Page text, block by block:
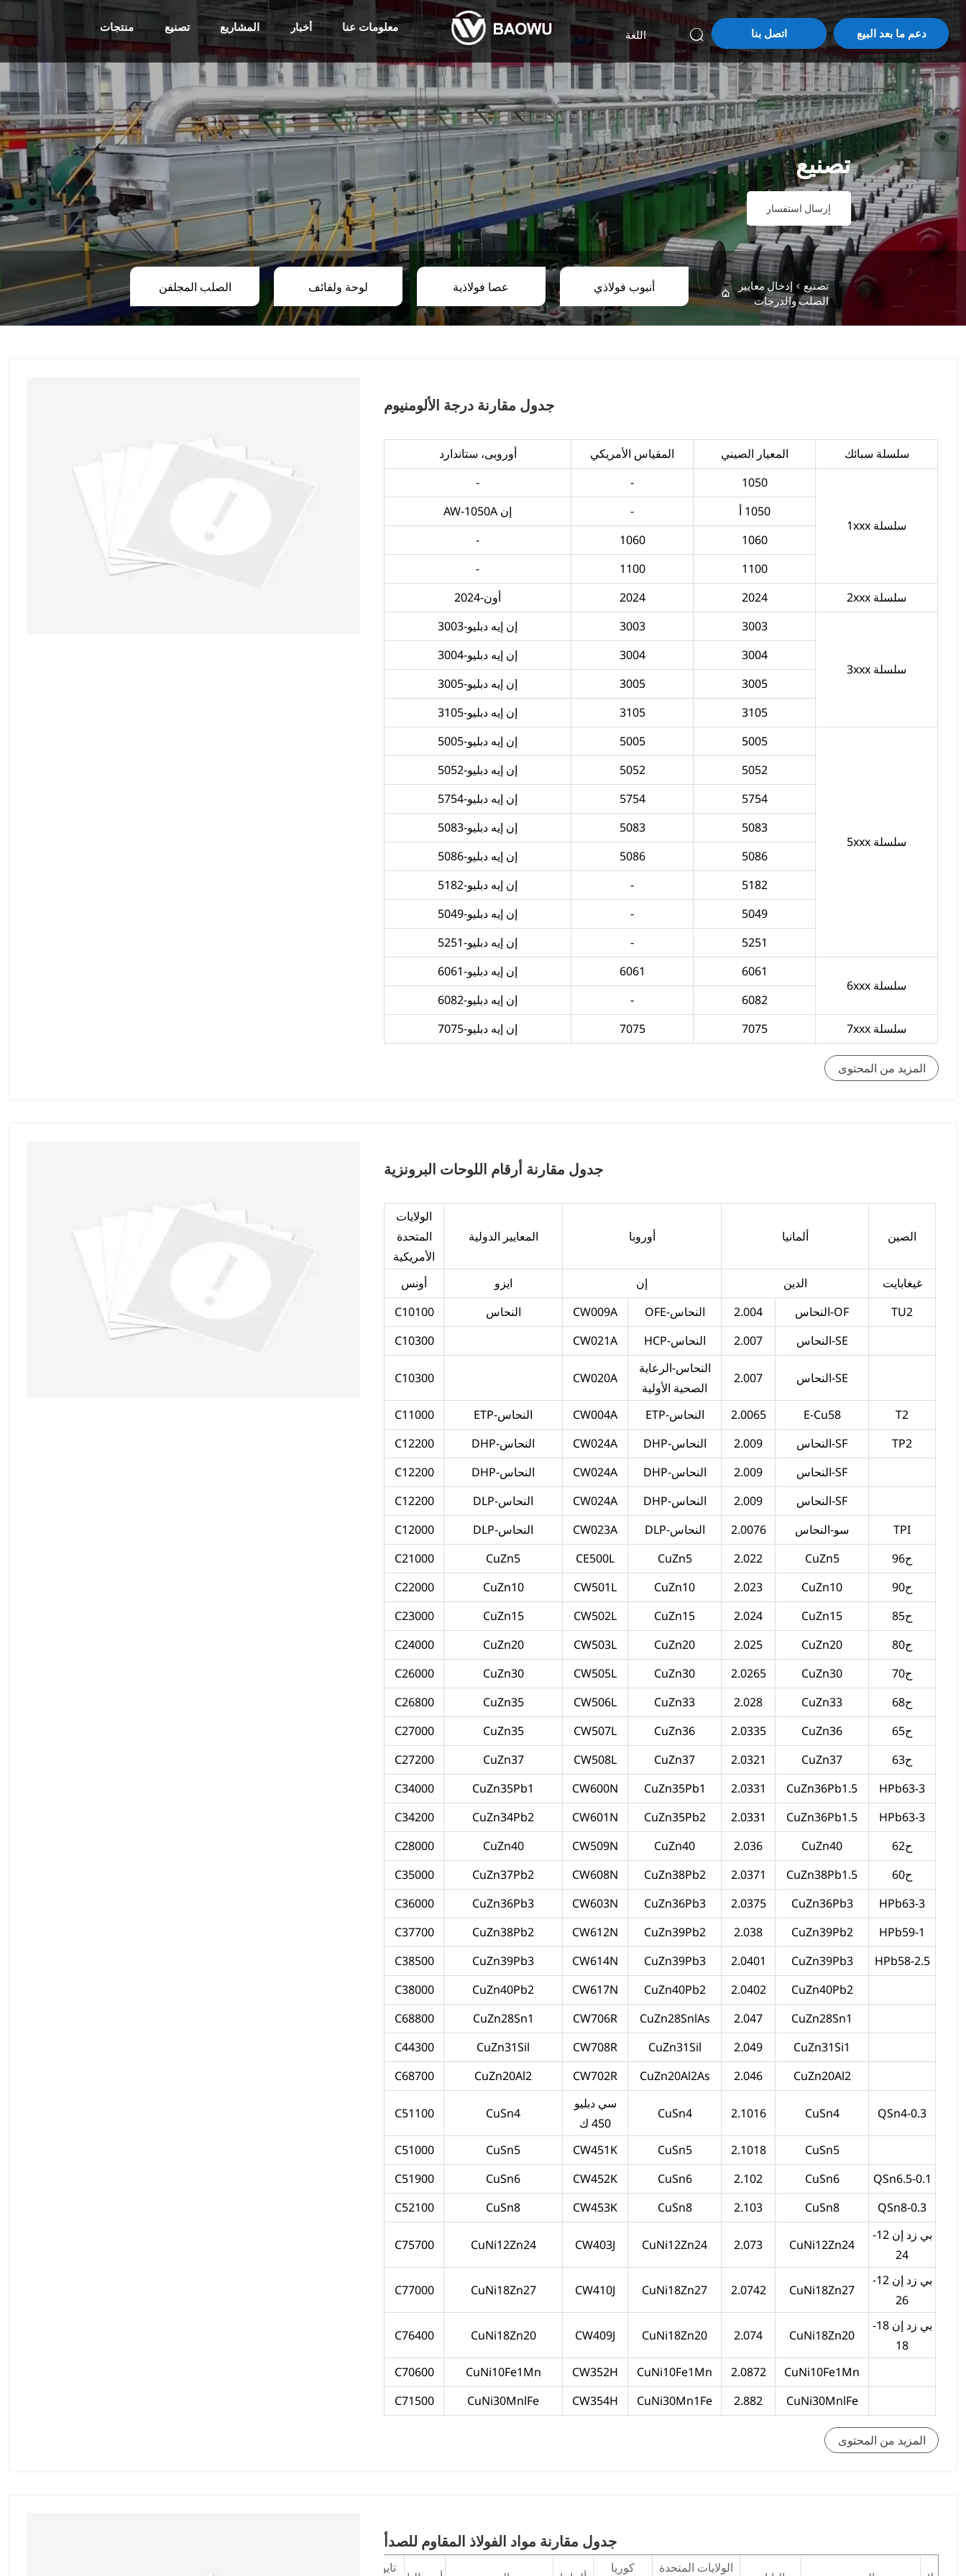
منتجات تصنيع المشاريع أخبار معلومات عنا
اللغة  اتصل بنا دعم ما بعد البيع
تصنيع
إرسال استفسار
الصلب المجلفن لوحة ولفائف عصا فولاذية أنبوب فولاذي  تصنيع >إدخال معايير
الصلب والدرجات
جدول مقارنة درجة الألومنيوم
سلسلة سبائك المعيار الصيني المقياس الأمريكي أوروبى، ستاندارد
سلسلة 1xxx
1050
-
-
1050 أ
-
إن AW-1050A
1060
1060
-
1100
1100
-
سلسلة 2xxx
2024
2024 أون-2024
سلسلة 3xxx
3003
3003
إن إيه دبليو-3003
3004
3004
إن إيه دبليو-3004
3005
3005
إن إيه دبليو-3005
3105
3105 إن إيه دبليو-3105
سلسلة 5xxx
5005
5005
إن إيه دبليو-5005
5052
5052
إن إيه دبليو-5052
5754
5754
إن إيه دبليو-5754
5083
5083
إن إيه دبليو-5083
5086
5086
إن إيه دبليو-5086
5182
-
إن إيه دبليو-5182
5049
-
إن إيه دبليو-5049
5251
- إن إيه دبليو-5251
سلسلة 6xxx
6061
6061
إن إيه دبليو-6061
6082
-
إن إيه دبليو-6082
سلسلة 7xxx
7075
7075 إن إيه دبليو-7075
المزيد من المحتوى
جدول مقارنة أرقام اللوحات البرونزية
الصين ألمانيا أوروبا المعايير الدولية
الولايات
المتحدة
الأمريكية
غيغابايت
الدين إن ايزو
أونس
TU2
OF-النحاس 2.004 النحاس-OFE CW009A النحاس
C10100
SE-النحاس
2.007 النحاس-HCP CW021A
C10300
SE-النحاس 2.007
النحاس-الرعاية
الصحية الأولية
CW020A
C10300
T2
E-Cu58
2.0065 النحاس-ETP CW004A النحاس-ETP
C11000
TP2
SF-النحاس 2.009 النحاس-DHP CW024A النحاس-DHP
C12200
SF-النحاس
2.009 النحاس-DHP CW024A النحاس-DHP
C12200
SF-النحاس
2.009 النحاس-DHP CW024A النحاس-DLP
C12200
TPI
سو-النحاس 2.0076 النحاس-DLP CW023A النحاس-DLP
C12000
ح96
CuZn5
2.022
CuZn5
CE500L
CuZn5
C21000
ح90
CuZn10
2.023
CuZn10
CW501L
CuZn10
C22000
ح85
CuZn15
2.024
CuZn15
CW502L
CuZn15
C23000
ح80
CuZn20
2.025
CuZn20
CW503L
CuZn20
C24000
ح70
CuZn30
2.0265
CuZn30
CW505L
CuZn30
C26000
ح68
CuZn33
2.028
CuZn33
CW506L
CuZn35
C26800
ح65
CuZn36
2.0335
CuZn36
CW507L
CuZn35
C27000
ح63
CuZn37
2.0321
CuZn37
CW508L
CuZn37
C27200
HPb63-3
CuZn36Pb1.5
2.0331
CuZn35Pb1
CW600N
CuZn35Pb1
C34000
HPb63-3
CuZn36Pb1.5
2.0331
CuZn35Pb2
CW601N
CuZn34Pb2
C34200
ح62
CuZn40
2.036
CuZn40
CW509N
CuZn40
C28000
ح60
CuZn38Pb1.5
2.0371
CuZn38Pb2
CW608N
CuZn37Pb2
C35000
HPb63-3
CuZn36Pb3
2.0375
CuZn36Pb3
CW603N
CuZn36Pb3
C36000
HPb59-1
CuZn39Pb2
2.038
CuZn39Pb2
CW612N
CuZn38Pb2
C37700
HPb58-2.5
CuZn39Pb3
2.0401
CuZn39Pb3
CW614N
CuZn39Pb3
C38500
CuZn40Pb2
2.0402
CuZn40Pb2
CW617N
CuZn40Pb2
C38000
CuZn28Sn1
2.047
CuZn28SnlAs
CW706R
CuZn28Sn1
C68800
CuZn31Si1
2.049
CuZn31Sil
CW708R
CuZn31Sil
C44300
CuZn20Al2
2.046
CuZn20Al2As
CW702R
CuZn20Al2
C68700
QSn4-0.3
CuSn4
2.1016
CuSn4
سي دبليو
450 ك
CuSn4
C51100
CuSn5
2.1018
CuSn5
CW451K
CuSn5
C51000
QSn6.5-0.1
CuSn6
2.102
CuSn6
CW452K
CuSn6
C51900
QSn8-0.3
CuSn8
2.103
CuSn8
CW453K
CuSn8
C52100
بي زد إن 12-
24
CuNi12Zn24
2.073
CuNi12Zn24
CW403J
CuNi12Zn24
C75700
بي زد إن 12-
26
CuNi18Zn27
2.0742
CuNi18Zn27
CW410J
CuNi18Zn27
C77000
بي زد إن 18-
18
CuNi18Zn20
2.074
CuNi18Zn20
CW409J
CuNi18Zn20
C76400
CuNi10Fe1Mn
2.0872
CuNi10Fe1Mn
CW352H
CuNi10Fe1Mn
C70600
CuNi30MnlFe
2.882
CuNi30Mn1Fe
CW354H
CuNi30MnlFe
C71500
المزيد من المحتوى
جدول مقارنة مواد الفولاذ المقاوم للصدأ
الولايات المتحدة كوريا تايوان،